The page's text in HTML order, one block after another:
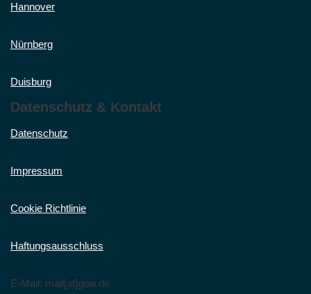
Hannover
Nürnberg
Duisburg
Datenschutz & Kontakt
Datenschutz
Impressum
Cookie Richtlinie
Haftungsausschluss
E-Mail: mail[at]gow.de